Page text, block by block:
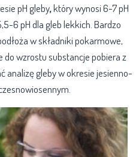
pH gleby,który wynosi 6-7 pH
6 pH dla gleb lekkich. Bardzo
w składniki pokarmowe,
wzrostu substancje pobiera z
analizę gleby w okresie jesienno-